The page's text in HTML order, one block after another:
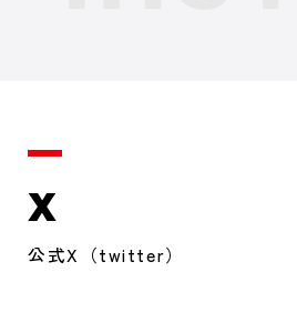
X
公式X（twitter）